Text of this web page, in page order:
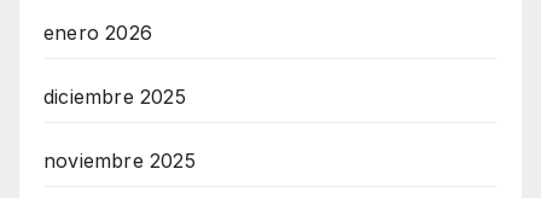
enero 2026
diciembre 2025
noviembre 2025